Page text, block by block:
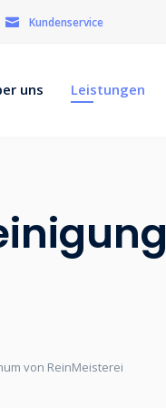
Kundenservice
uns Leistungen
von ReinMeisterei